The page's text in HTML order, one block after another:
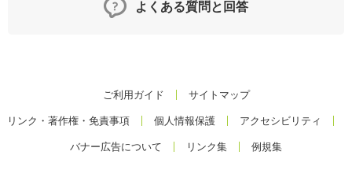
よくある質問と回答
ご利用ガイド サイトマップ
リンク・著作権・免責事項 個人情報保護 アクセシビリティ
バナー広告について リンク集 例規集